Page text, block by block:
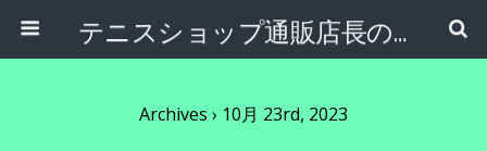
テニスショップ通販店長のブログ＠テニスショップLAFINO 西山克久
Archives › 10月 23rd, 2023